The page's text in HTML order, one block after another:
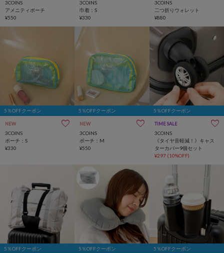
3COINS
アメニティポーチ
¥550
3COINS
巾着：S
¥330
3COINS
二つ折りウォレット
¥880
5％OFFクーポン
NEW
3COINS
ポーチ：S
¥330
5％OFFクーポン
NEW
3COINS
ポーチ：M
¥550
5％OFFクーポン
TIME SALE
3COINS
《タイヤ音軽減！》キャス
ターカバー9個セット
¥297 (10%OFF)
5％OFFクーポン 5％OFFクーポン 5％OFFクーポン